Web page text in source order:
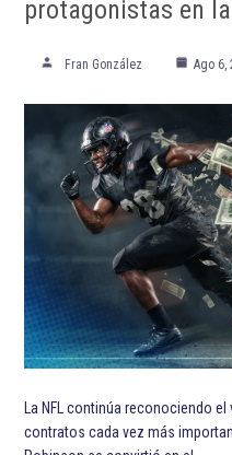
ETIQUETADO: Destacada TOP